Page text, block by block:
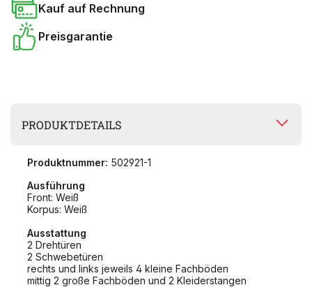
Kauf auf Rechnung
Preisgarantie
PRODUKTDETAILS
Produktnummer: 502921-1
Ausführung
Front: Weiß
Korpus: Weiß
Ausstattung
2 Drehtüren
2 Schwebetüren
rechts und links jeweils 4 kleine Fachböden
mittig 2 große Fachböden und 2 Kleiderstangen